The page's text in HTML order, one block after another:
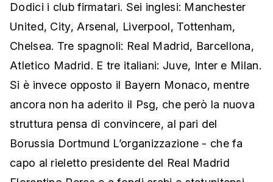
Dodici i club firmatari. Sei inglesi: Manchester
United, City, Arsenal, Liverpool, Tottenham,
Chelsea. Tre spagnoli: Real Madrid, Barcellona,
Atletico Madrid. E tre italiani: Juve, Inter e Milan.
Si è invece opposto il Bayern Monaco, mentre
ancora non ha aderito il Psg, che però la nuova
struttura pensa di convincere, al pari del
Borussia Dortmund L’organizzazione - che fa
capo al rieletto presidente del Real Madrid